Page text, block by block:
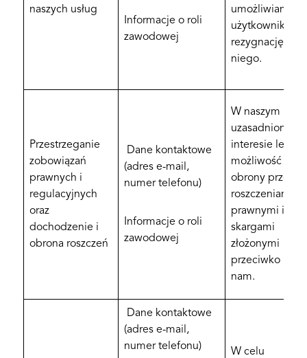
naszych usług
Informacje o roli
zawodowej
umożliwiamy
użytkownikowi
rezygnację z
niego.
Przestrzeganie
zobowiązań
prawnych i
regulacyjnych
oraz
dochodzenie i
obrona roszczeń
Dane kontaktowe
(adres e-mail,
numer telefonu)
Informacje o roli
zawodowej
W naszym
uzasadnionym
interesie leży
możliwość
obrony przed
roszczeniami
prawnymi i
skargami
złożonymi
przeciwko
nam.
Dane kontaktowe
(adres e-mail,
numer telefonu)
W celu